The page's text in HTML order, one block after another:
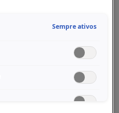
Sempre ativos